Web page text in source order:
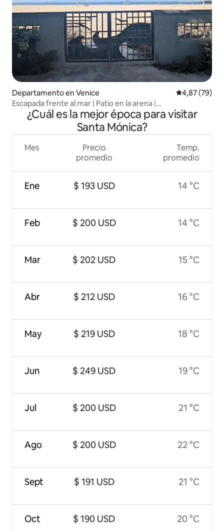
Departamento en Venice Calificación
4,87 (79)
Escapada frente al mar | Patio en la arena |
Estacionamiento
¿Cuál es la mejor época para visitar
Santa Mónica?
Mes
Ene
Feb
Mar
Abr
May
Jun
Jul
Ago
Sept
Oct
Precio
promedio
$ 193 USD
$ 200 USD
$ 202 USD
$ 212 USD
$ 219 USD
$ 249 USD
$ 200 USD
$ 200 USD
$ 191 USD
$ 190 USD
Temp.
promedio
14 °C
14 °C
15 °C
16 °C
18 °C
19 °C
21 °C
22 °C
21 °C
20 °C